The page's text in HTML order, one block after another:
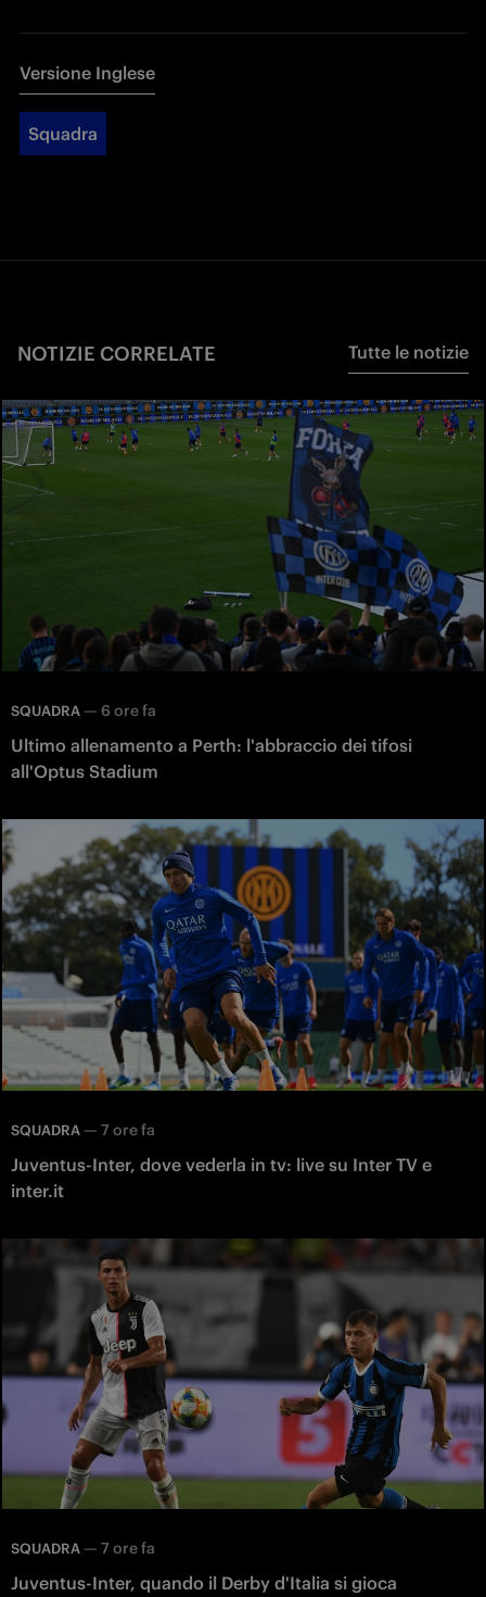
Versione Inglese
Squadra
NOTIZIE CORRELATE Tutte le notizie
SQUADRA — 6 ore fa
Ultimo allenamento a Perth: l'abbraccio dei tifosi
all'Optus Stadium
SQUADRA — 7 ore fa
Juventus-Inter, dove vederla in tv: live su Inter TV e
inter.it
SQUADRA — 7 ore fa
Juventus-Inter, quando il Derby d'Italia si gioca